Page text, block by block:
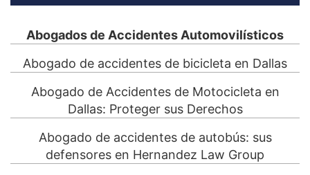
Abogados de Accidentes Automovilísticos
Abogado de accidentes de bicicleta en Dallas
Abogado de Accidentes de Motocicleta en
Dallas: Proteger sus Derechos
Abogado de accidentes de autobús: sus
defensores en Hernandez Law Group